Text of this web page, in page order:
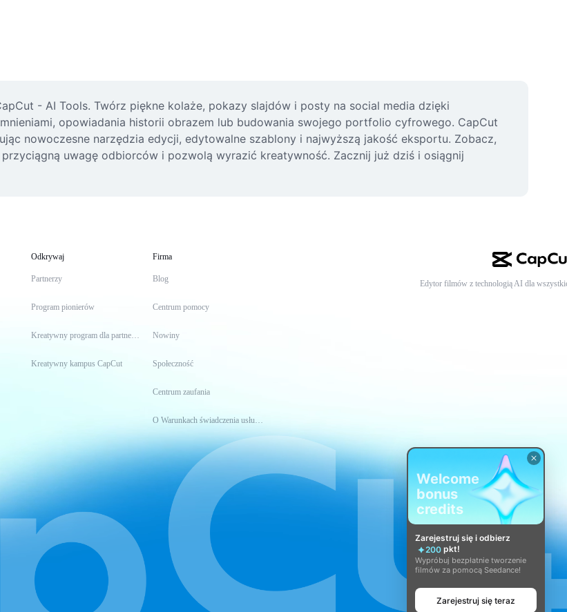
- AI Tools. Twórz piękne kolaże, pokazy slajdów i posty na social media dzięki
opowiadania historii obrazem lub budowania swojego portfolio cyfrowego. CapCut
nowoczesne narzędzia edycji, edytowalne szablony i najwyższą jakość eksportu. Zobacz,
uwagę odbiorców i pozwolą wyrazić kreatywność. Zacznij już dziś i osiągnij
Odkrywaj
Partnerzy
Program pionierów
Kreatywny program dla partnerów
Kreatywny kampus CapCut
Firma
Blog
Centrum pomocy
Nowiny
Społeczność
Centrum zaufania
O Warunkach świadczenia usług CapCut
Edytor filmów z technologią AI dla
Welcome
bonus
credits
Zarejestruj się i odbierz
200 pkt!
Wypróbuj bezpłatnie tworzenie
filmów za pomocą Seedance!
Zarejestruj się teraz